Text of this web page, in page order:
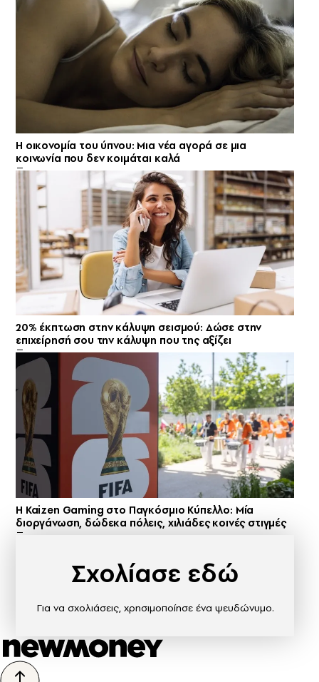
Η οικονομία του ύπνου: Μια νέα αγορά σε μια
κοινωνία που δεν κοιμάται καλά
20% έκπτωση στην κάλυψη σεισμού: Δώσε στην
επιχείρησή σου την κάλυψη που της αξίζει
H Kaizen Gaming στο Παγκόσμιο Kύπελλο: Μία
διοργάνωση, δώδεκα πόλεις, χιλιάδες κοινές στιγμές
Σχολίασε εδώ
Για να σχολιάσεις, χρησιμοποίησε ένα ψευδώνυμο.